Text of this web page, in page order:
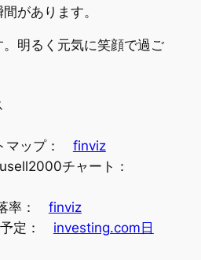
があります。
明るく元気に笑顔で過ご
マップ： finviz
チャート：
率： finviz
定： investing.com日